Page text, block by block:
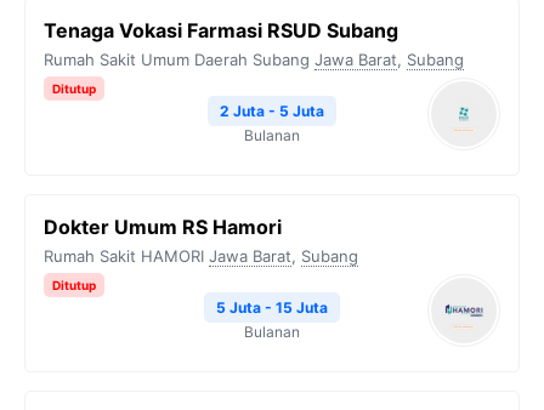
Tenaga Vokasi Farmasi RSUD Subang
Rumah Sakit Umum Daerah Subang Jawa Barat, Subang
Ditutup
2 Juta - 5 Juta
Bulanan
Dokter Umum RS Hamori
Rumah Sakit HAMORI Jawa Barat, Subang
Ditutup
5 Juta - 15 Juta
Bulanan